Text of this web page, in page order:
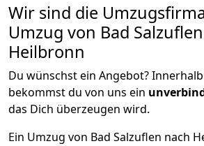
Wir sind die
Umzug von Bad
Heilbronn
Du wünschst ein Angebot?
bekommst du von uns ein
das Dich überzeugen wird.
Ein Umzug von Bad Salzuflen nach